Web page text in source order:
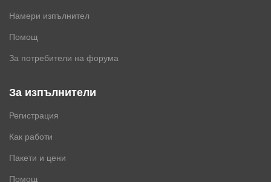
Намери изпълнител
Помощ
За потребители на форума
За изпълнители
Регистрация
Как работи
Пакети и цени
Помощ